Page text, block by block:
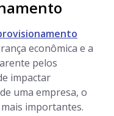
econômica e a
pelos
impactar
uma empresa, o
importantes.